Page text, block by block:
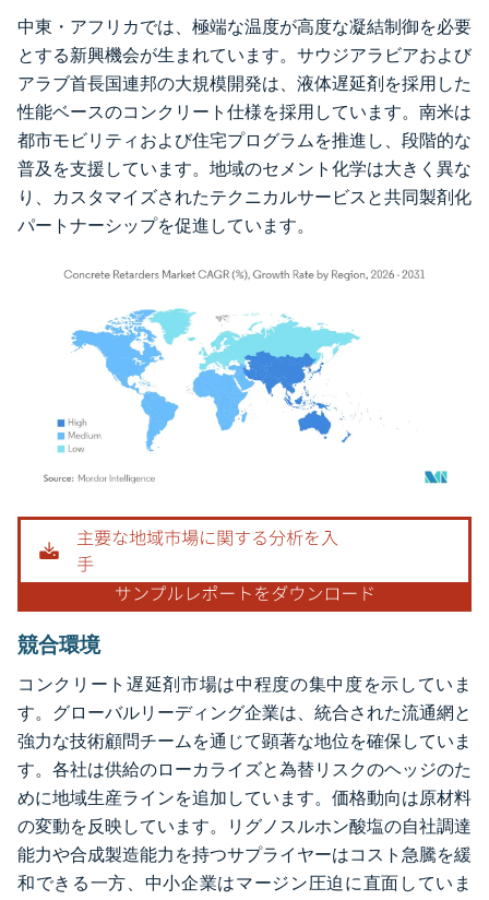
中東・アフリカでは、極端な温度が高度な凝結制御を必要
とする新興機会が生まれています。サウジアラビアおよび
アラブ首長国連邦の大規模開発は、液体遅延剤を採用した
性能ベースのコンクリート仕様を採用しています。南米は
都市モビリティおよび住宅プログラムを推進し、段階的な
普及を支援しています。地域のセメント化学は大きく異な
り、カスタマイズされたテクニカルサービスと共同製剤化
パートナーシップを促進しています。
画像 © Mordor Intelligence。再利用にはCC BY 4.0の表示が必要です。
競合環境
コンクリート遅延剤市場は中程度の集中度を示していま
す。グローバルリーディング企業は、統合された流通網と
強力な技術顧問チームを通じて顕著な地位を確保していま
す。各社は供給のローカライズと為替リスクのヘッジのた
めに地域生産ラインを追加しています。価格動向は原材料
の変動を反映しています。リグノスルホン酸塩の自社調達
能力や合成製造能力を持つサプライヤーはコスト急騰を緩
和できる一方、中小企業はマージン圧迫に直面していま